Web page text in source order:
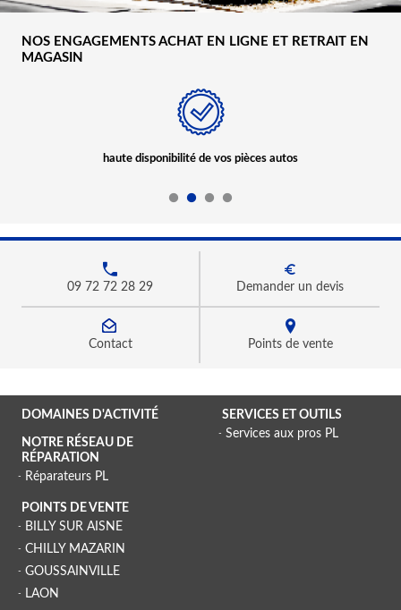
NOS ENGAGEMENTS ACHAT EN LIGNE ET RETRAIT EN
MAGASIN
Des commerciaux pour vous conseiller et vous
09 72 72 28 29 Demander un devis
Contact Points de vente
DOMAINES D'ACTIVITÉ
NOTRE RÉSEAU DE
RÉPARATION
Réparateurs PL
SERVICES ET OUTILS
Services aux pros PL
POINTS DE VENTE
BILLY SUR AISNE
CHILLY MAZARIN
GOUSSAINVILLE
LAON